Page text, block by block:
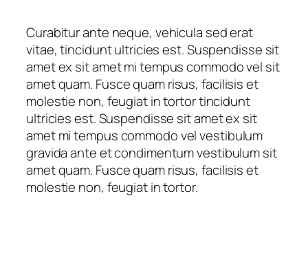
Curabitur ante neque, vehicula sed erat
vitae, tincidunt ultricies est. Suspendisse sit
amet ex sit amet mi tempus commodo vel sit
amet quam. Fusce quam risus, facilisis et
molestie non, feugiat in tortor tincidunt
ultricies est. Suspendisse sit amet ex sit
amet mi tempus commodo vel vestibulum
gravida ante et condimentum vestibulum sit
amet quam. Fusce quam risus, facilisis et
molestie non, feugiat in tortor.